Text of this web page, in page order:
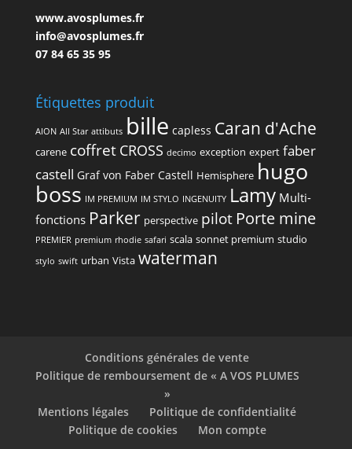
www.avosplumes.fr
info@avosplumes.fr
07 84 65 35 95
Étiquettes produit
AION All Star attibuts bille capless Caran d'Ache
carene coffret CROSS decimo exception expert faber
castell Graf von Faber Castell Hemisphere hugo
boss IM PREMIUM IM STYLO INGENUITY Lamy Multi-
fonctions Parker perspective pilot Porte mine
PREMIER premium rhodie safari scala sonnet premium studio
stylo swift urban Vista waterman
Conditions générales de vente
Politique de remboursement de « A VOS PLUMES
»
Mentions légales
Politique de confidentialité
Politique de cookies
Mon compte